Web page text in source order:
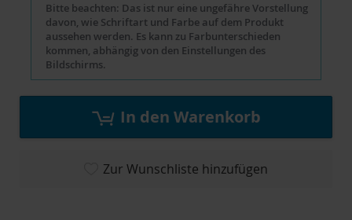
Bitte beachten: Das ist nur eine ungefähre Vorstellung
davon, wie Schriftart und Farbe auf dem Produkt
aussehen werden. Es kann zu Farbunterschieden
kommen, abhängig von den Einstellungen des
Bildschirms.
In den Warenkorb
Zur Wunschliste hinzufügen